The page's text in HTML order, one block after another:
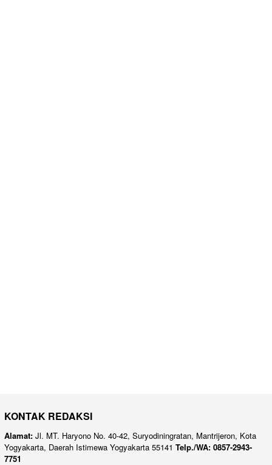
KONTAK REDAKSI
Alamat: Jl. MT. Haryono No. 40-42, Suryodiningratan, Mantrijeron, Kota
Yogyakarta, Daerah Istimewa Yogyakarta 55141 Telp./WA: 0857-2943-
7751